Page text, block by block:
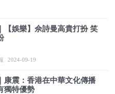
【娛樂】佘詩曼高貴打扮 笑
2024-09-19
康震：香港在中華文化傳播
獨特優勢